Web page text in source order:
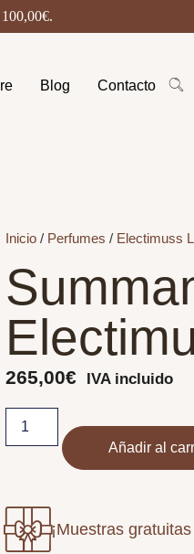
Blog Contacto
Inicio / Perfumes / Electimuss
265,00€ IVA incluido
Añadir al
¡Muestras
100,00€.